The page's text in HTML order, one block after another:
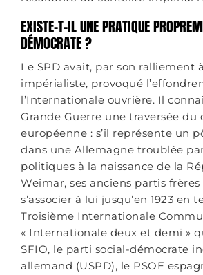
EXISTE-T-IL UNE PRATIQUE
DÉMOCRATE ?
Le SPD avait, par son ralliement
impérialiste, provoqué
l’Internationale ouvrière. Il
Grande Guerre une traversée du
européenne : s’il représente un
dans une Allemagne troublée
politiques à la naissance de la
Weimar, ses anciens partis
s’associer à lui jusqu’en 1923 en
Troisième Internationale
« Internationale deux et demi »
SFIO, le parti social-démocrate
allemand (USPD), le PSOE